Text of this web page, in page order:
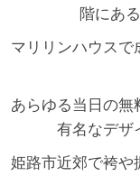
階にあ
マリリンハウスで
あらゆる当日の無
有名なデザ
姫路市近郊で袴や